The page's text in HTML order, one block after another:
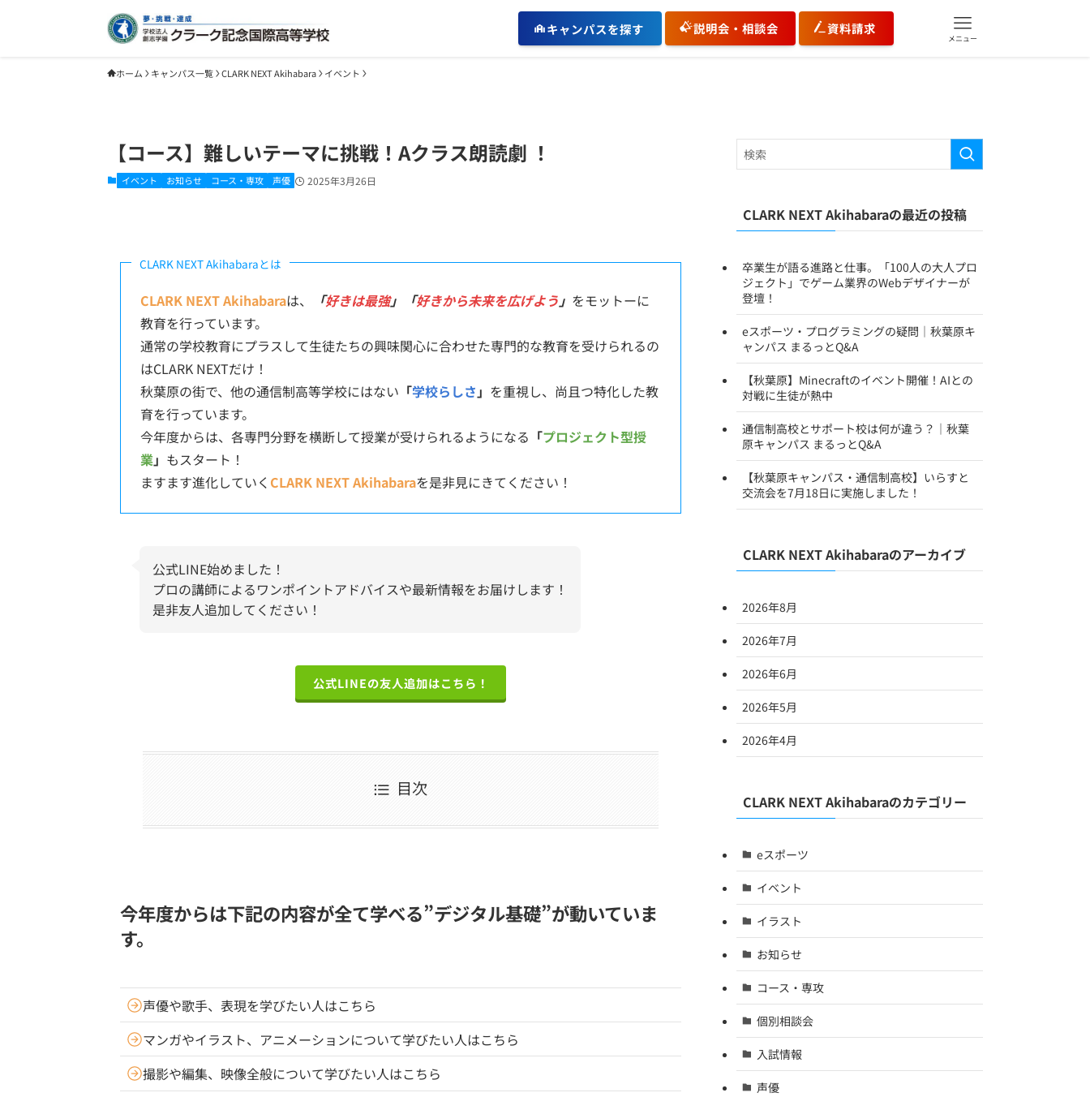
キャンパスを探す 説明会・相談会 資料請求
メニュー
ホーム キャンパス一覧 CLARK NEXT Akihabara イベント
【コース】難しいテーマに挑戦！Aクラス朗読劇 ！
イベント お知らせ コース・専攻 声優 2025年3月26日
CLARK NEXT Akihabaraとは
CLARK NEXT Akihabaraは、 「好きは最強」「好きから未来を広げよう 」 をモットーに
教育を行っています。
通常の学校教育にプラスして生徒たちの興味関心に合わせた専門的な教育を受けられるの
はCLARK NEXTだけ！
秋葉原の街で、他の通信制高等学校にはない 「学校らしさ 」 を重視し、尚且つ特化した教
育を行っています。
今年度からは、各専門分野を横断して授業が受けられるようになる 「プロジェクト型授
業」 もスタート！
ますます進化していく CLARK NEXT Akihabaraを是非見にきてください！
公式LINE始めました！
プロの講師によるワンポイントアドバイスや最新情報をお届けします！
是非友人追加してください！
公式LINEの友人追加はこちら！
目次
今年度からは下記の内容が全て学べる”デジタル基礎”が動いていま
す。
声優や歌手、表現を学びたい人はこちら
マンガやイラスト、アニメーションについて学びたい人はこちら
撮影や編集、映像全般について学びたい人はこちら
CLARK NEXT Akihabaraの最近の投稿
卒業生が語る進路と仕事。「100人の大人プロ
ジェクト」でゲーム業界のWebデザイナーが
登壇！
eスポーツ・プログラミングの疑問｜秋葉原キ
ャンパス まるっとQ&A
【秋葉原】Minecraftのイベント開催！AIとの
対戦に生徒が熱中
通信制高校とサポート校は何が違う？｜秋葉
原キャンパス まるっとQ&A
【秋葉原キャンパス・通信制高校】いらすと
交流会を7月18日に実施しました！
CLARK NEXT Akihabaraのアーカイブ
2026年8月
2026年7月
2026年6月
2026年5月
2026年4月
CLARK NEXT Akihabaraのカテゴリー
eスポーツ
イベント
イラスト
お知らせ
コース・専攻
個別相談会
入試情報
声優